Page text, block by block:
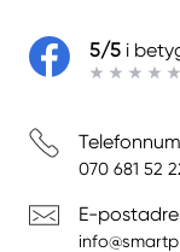
5/5 i
070 681 52
E-